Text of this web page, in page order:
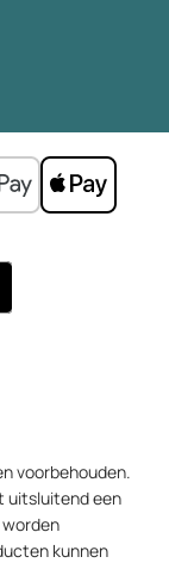
voorbehouden.
uitsluitend een
kunnen